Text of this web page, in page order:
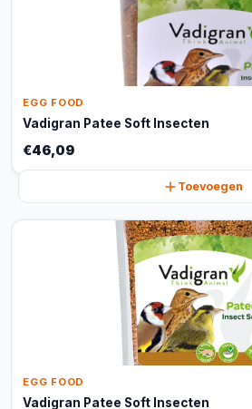
EGG FOOD
Vadigran Patee Soft Insecten
€46,09
Toevoegen
EGG FOOD
Vadigran Patee Soft Insecten